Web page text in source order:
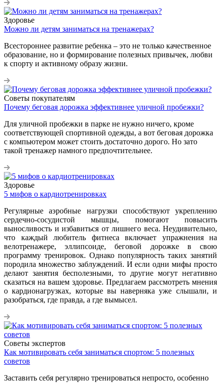
Здоровье
Можно ли детям заниматься на тренажерах?
Всестороннее развитие ребенка – это не только качественное
образование, но и формирование полезных привычек, любви
к спорту и активному образу жизни.
Советы покупателям
Почему беговая дорожка эффективнее уличной пробежки?
Для уличной пробежки в парке не нужно ничего, кроме
соответствующей спортивной одежды, а вот беговая дорожка
с компьютером может стоить достаточно дорого. Но зато
такой тренажер намного предпочтительнее.
Здоровье
5 мифов о кардиотренировках
Регулярные аэробные нагрузки способствуют укреплению
сердечно-сосудистой мышцы, помогают повысить
выносливость и избавиться от лишнего веса. Неудивительно,
что каждый любитель фитнеса включает упражнения на
велотренажере, эллипсоиде, беговой дорожке в свою
программу тренировок. Однако популярность таких занятий
породила множество заблуждений. И если одни мифы просто
делают занятия бесполезными, то другие могут негативно
сказаться на вашем здоровье. Предлагаем рассмотреть мнения
о кардионагрузках, которые вы наверняка уже слышали, и
разобраться, где правда, а где вымысел.
Советы экспертов
Как мотивировать себя заниматься спортом: 5 полезных
советов
Заставить себя регулярно тренироваться непросто, особенно